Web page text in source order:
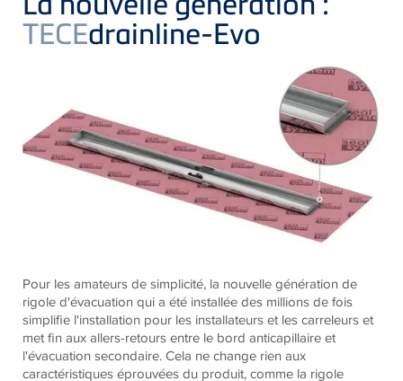
TECEdrainline-Evo
Pour les amateurs de simplicité, la nouvelle génération de
rigole d'évacuation qui a été installée des millions de fois
simplifie l'installation pour les installateurs et les carreleurs et
met fin aux allers-retours entre le bord anticapillaire et
l'évacuation secondaire. Cela ne change rien aux
caractéristiques éprouvées du produit, comme la rigole